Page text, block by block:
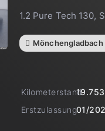
1.2 Pure Tech 130,
Kilometerstand
Erstzulassung01/